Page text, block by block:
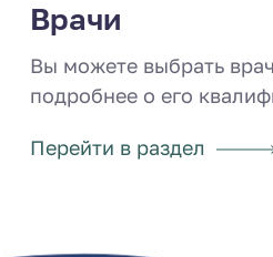
Врачи
Вы можете выбрать
подробнее о его
Перейти в раздел